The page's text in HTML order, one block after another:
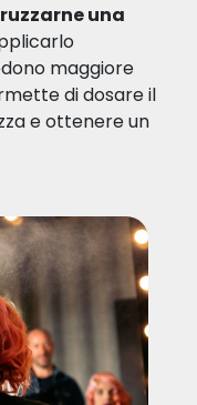
una
maggiore
di dosare il
e ottenere un